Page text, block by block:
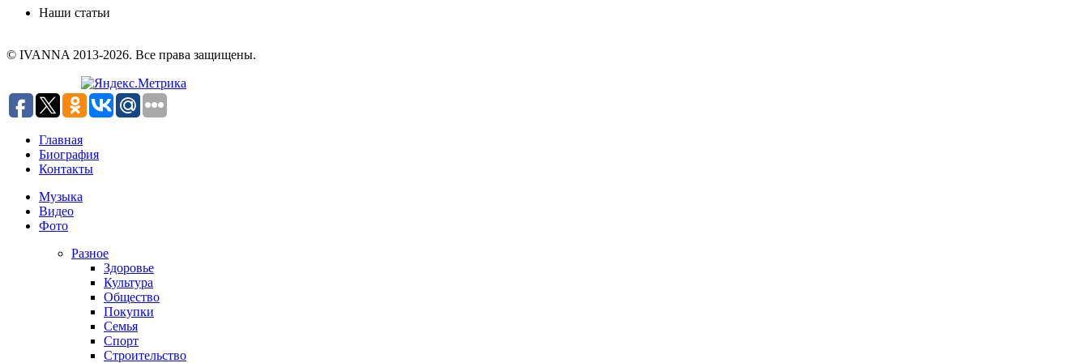
Наши статьи
© IVANNA 2013-2026. Все права защищены.
Главная
Биография
Контакты
Музыка
Видео
Фото
Разное
Здоровье
Культура
Общество
Покупки
Семья
Спорт
Строительство